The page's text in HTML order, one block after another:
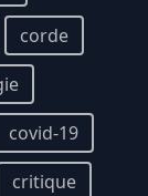
corde
covid-19
critique